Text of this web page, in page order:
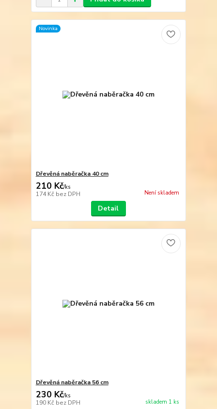
Novinka
Dřevěná naběračka 40 cm
210 Kč/ks
174 Kč bez DPH Není skladem
Detail
Dřevěná naběračka 56 cm
230 Kč/ks
190 Kč bez DPH skladem 1 ks